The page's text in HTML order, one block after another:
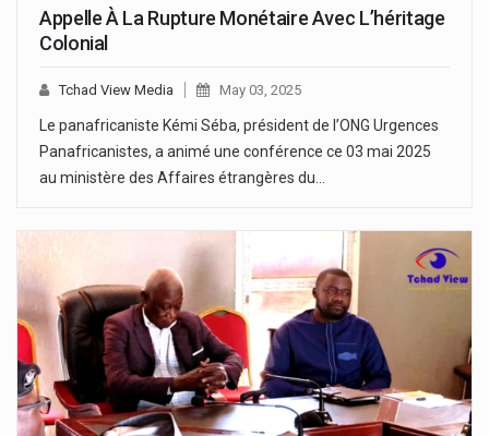
Appelle À La Rupture Monétaire Avec L’héritage
Colonial
Tchad View Media May 03, 2025
Le panafricaniste Kémi Séba, président de l’ONG Urgences
Panafricanistes, a animé une conférence ce 03 mai 2025
au ministère des Affaires étrangères du…